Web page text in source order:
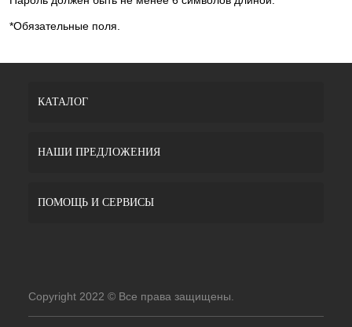
*Обязательные поля.
КАТАЛОГ
НАШИ ПРЕДЛОЖЕНИЯ
ПОМОЩЬ И СЕРВИСЫ
Copyright 2022 © Все права защищены.